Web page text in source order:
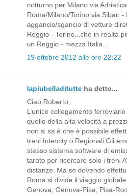
notturno per Milano via
Roma/Milano/Torino via Sibari -
aggancio/sgancio di vetture
Reggio - Torino...che in realtà
un Reggio - mezza Italia...
19 ottobre 2012 alle ore 22:22
lapiubelladitutte ha detto...
Ciao Roberto,
L’unico collegamento
quello della alta velocità a
non si sa è che è possibile
treni Intercity o Regionali.Gli
stesso sistema software di
tarato per ricercare solo i treni
distanze. Ma se dovendo
Roma si divide il viaggio
Genova; Genova-Pisa; Pisa-